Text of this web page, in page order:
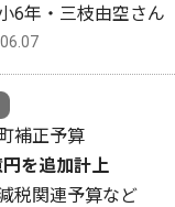
6年・三枝由空さん
補正予算
円を追加計上
税関連予算など